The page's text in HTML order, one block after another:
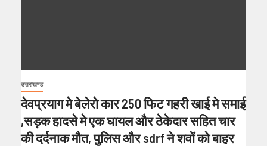
उत्तराखण्ड
देवप्रयाग मे बेलेरो कार 250 फिट गहरी खाई मे समाई
,सड़क हादसे मे एक घायल और ठेकेदार सहित चार
की दर्दनाक मौत, पुलिस और sdrf ने शवों को बाहर